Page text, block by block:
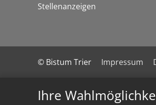
Ihre
Stellenanzeigen
© Bistum Trier Impressum